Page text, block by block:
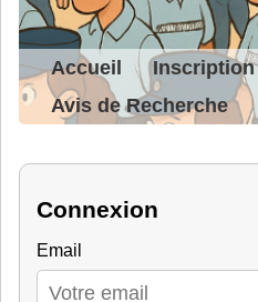
Accueil Inscription
Avis de Recherche
Connexion
Email